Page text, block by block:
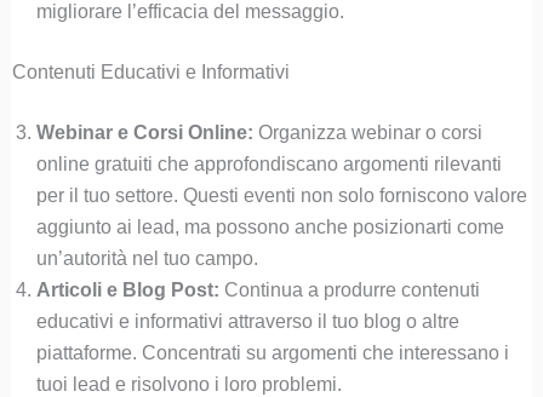
migliorare l’efficacia del messaggio.
Contenuti Educativi e Informativi
Webinar e Corsi Online: Organizza webinar o corsi
online gratuiti che approfondiscano argomenti rilevanti
per il tuo settore. Questi eventi non solo forniscono valore
aggiunto ai lead, ma possono anche posizionarti come
un’autorità nel tuo campo.
Articoli e Blog Post: Continua a produrre contenuti
educativi e informativi attraverso il tuo blog o altre
piattaforme. Concentrati su argomenti che interessano i
tuoi lead e risolvono i loro problemi.